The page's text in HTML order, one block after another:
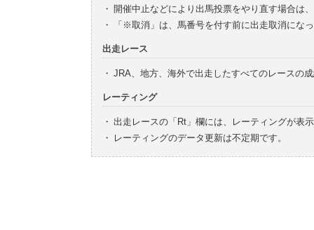
・ 開催中止などにより出馬投票をやり直す場合は
・
「※取消」は、馬番号を付す前に出走取消にな
出走レース
・ JRA、地方、海外で出走したすべてのレースの
レーティング
・ 出走レースの「Rt」欄には、レーティングが表
・
レーティングのデータ更新は不定期です。